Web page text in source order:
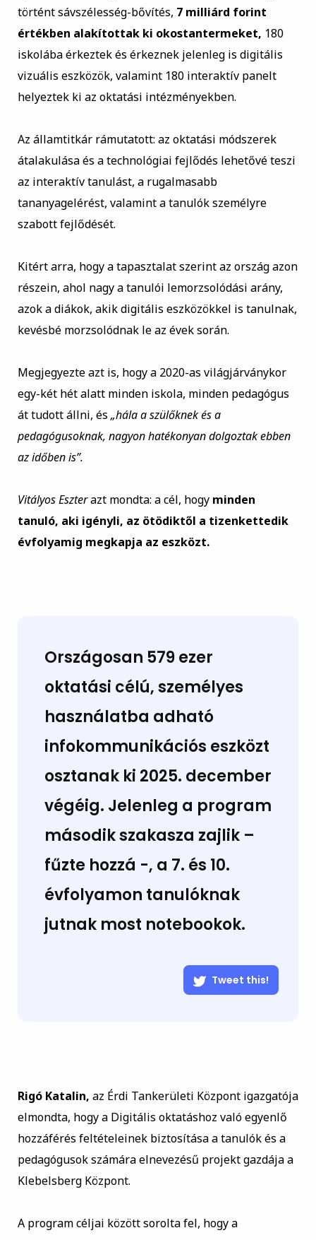
történt sávszélesség-bővítés, 7 milliárd forint
értékben alakítottak ki okostantermeket, 180
iskolába érkeztek és érkeznek jelenleg is digitális
vizuális eszközök, valamint 180 interaktív panelt
helyeztek ki az oktatási intézményekben.
Az államtitkár rámutatott: az oktatási módszerek
átalakulása és a technológiai fejlődés lehetővé teszi
az interaktív tanulást, a rugalmasabb
tananyagelérést, valamint a tanulók személyre
szabott fejlődését.
Kitért arra, hogy a tapasztalat szerint az ország azon
részein, ahol nagy a tanulói lemorzsolódási arány,
azok a diákok, akik digitális eszközökkel is tanulnak,
kevésbé morzsolódnak le az évek során.
Megjegyezte azt is, hogy a 2020-as világjárványkor
egy-két hét alatt minden iskola, minden pedagógus
át tudott állni, és„hála a szülőknek és a
pedagógusoknak, nagyon hatékonyan dolgoztak ebben
az időben is”.
Vitályos Eszterazt mondta: a cél, hogy minden
tanuló, aki igényli, az ötödiktől a tizenkettedik
évfolyamig megkapja az eszközt.
Országosan 579 ezer
oktatási célú, személyes
használatba adható
infokommunikációs eszközt
osztanak ki 2025. december
végéig. Jelenleg a program
második szakasza zajlik –
fűzte hozzá -, a 7. és 10.
évfolyamon tanulóknak
jutnak most notebookok.
Tweet this!
Rigó Katalin, az Érdi Tankerületi Központ igazgatója
elmondta, hogy a Digitális oktatáshoz való egyenlő
hozzáférés feltételeinek biztosítása a tanulók és a
pedagógusok számára elnevezésű projekt gazdája a
Klebelsberg Központ.
A program céljai között sorolta fel, hogy a